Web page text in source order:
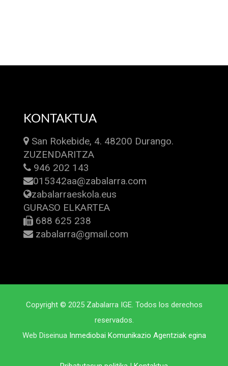
KONTAKTUA
San Rokebide, 4. 48200 Durango.
ZUZENDARITZA
946 202 143
015342aa@zabalarra.com
zabalarraeskola.eus
GURASO ELKARTEA
688 625 238
zabalarra@gmail.com
Copyright © 2025 Zabalarra IGE. Todos los derechos
reservados.
Web Diseinua Inmediobai Komunikazio Agentziak egina